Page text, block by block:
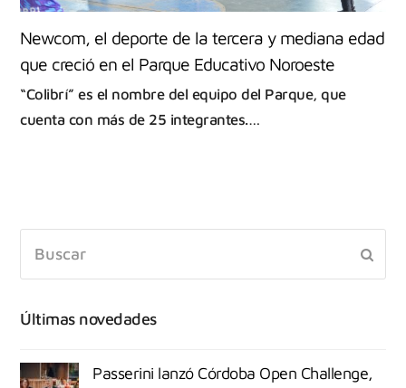
Newcom, el deporte de la tercera y mediana edad
que creció en el Parque Educativo Noroeste
“Colibrí” es el nombre del equipo del Parque, que
cuenta con más de 25 integrantes.…
Últimas novedades
Passerini lanzó Córdoba Open Challenge,